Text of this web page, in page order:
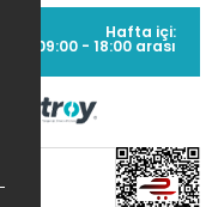
Hafta içi:
09:00 - 18:00 arası